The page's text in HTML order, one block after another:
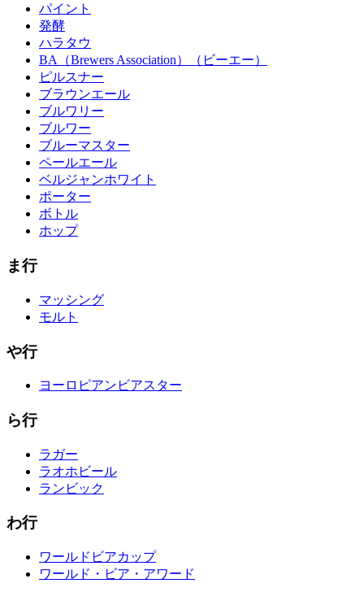
パイント
発酵
ハラタウ
BA（Brewers Association）（ビーエー）
ピルスナー
ブラウンエール
ブルワリー
ブルワー
ブルーマスター
ペールエール
ベルジャンホワイト
ポーター
ボトル
ホップ
ま行
マッシング
モルト
や行
ヨーロピアンビアスター
ら行
ラガー
ラオホビール
ランビック
わ行
ワールドビアカップ
ワールド・ビア・アワード